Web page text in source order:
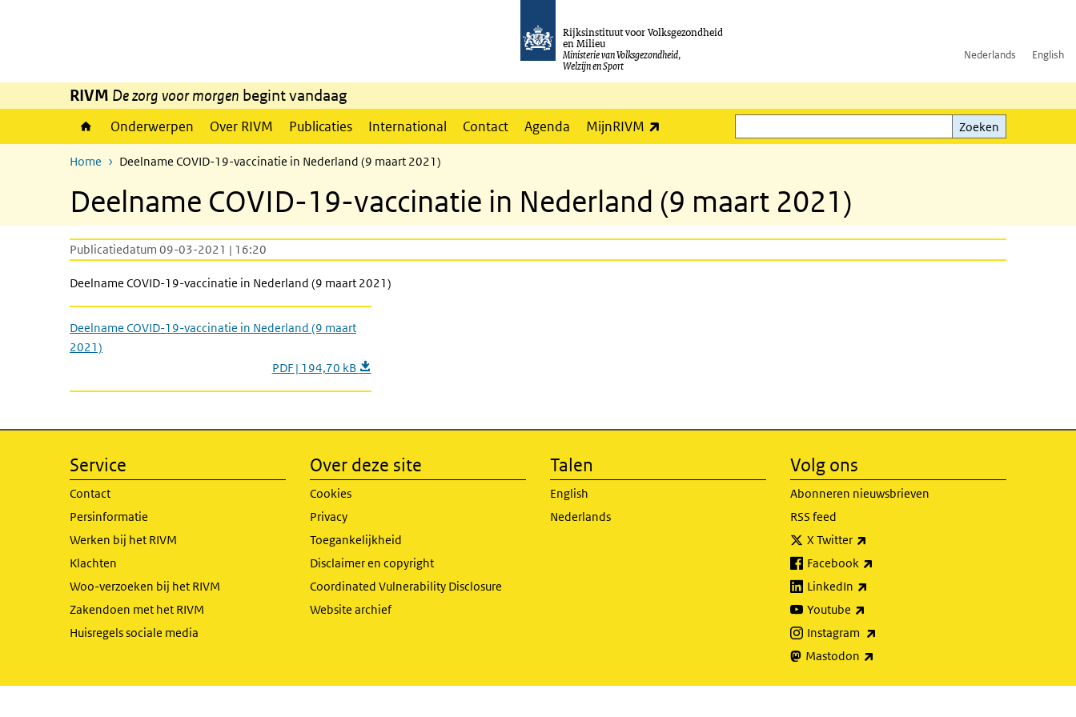
Rijksinstituut voor Volksgezondheid
en Milieu
Ministerie van Volksgezondheid,
Welzijn en Sport
Nederlands English
RIVM De zorg voor morgen begint vandaag
Onderwerpen Over RIVM Publicaties International Contact Agenda MijnRIVM
Zoeken
Zoeken
Home Deelname COVID-19-vaccinatie in Nederland (9 maart 2021)
Deelname COVID-19-vaccinatie in Nederland (9 maart 2021)
Publicatiedatum 09-03-2021 | 16:20
Deelname COVID-19-vaccinatie in Nederland (9 maart 2021)
Deelname COVID-19-vaccinatie in Nederland (9 maart
2021)
PDF | 194,70 kB
Service
Contact
Persinformatie
Werken bij het RIVM
Klachten
Woo-verzoeken bij het RIVM
Zakendoen met het RIVM
Huisregels sociale media
Over deze site
Cookies
Privacy
Toegankelijkheid
Disclaimer en copyright
Coordinated Vulnerability Disclosure
Website archief
Talen
English
Nederlands
Volg ons
Abonneren nieuwsbrieven
RSS feed
X Twitter
Facebook
LinkedIn
Youtube
Instagram
Mastodon